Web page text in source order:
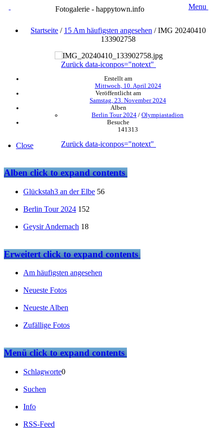
Fotogalerie - happytown.info Menu
Startseite / 15 Am häufigsten angesehen /IMG 20240410
133902758
Zurück data-iconpos="notext"
Erstellt am
Mittwoch, 10. April 2024
Veröffentlicht am
Samstag, 23. November 2024
Alben
Berlin Tour 2024 / Olympiastadion
Besuche
141313
Zurück data-iconpos="notext"
Close
Albenclick to expand contents
Glückstah3 an der Elbe 56
Berlin Tour 2024 152
Geysir Andernach 18
Erweitertclick to expand contents
Am häufigsten angesehen
Neueste Fotos
Neueste Alben
Zufällige Fotos
Menüclick to expand contents
Schlagworte0
Suchen
Info
RSS-Feed